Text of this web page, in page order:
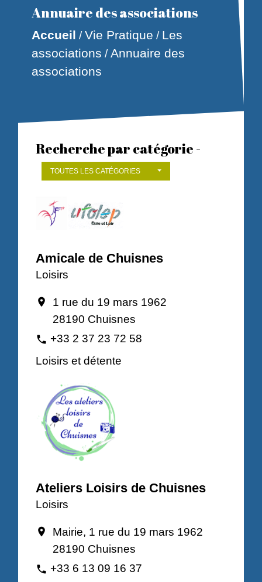
Annuaire des associations
Accueil /Vie Pratique / Les
associations /Annuaire des
associations
Recherche par catégorie -
TOUTES LES CATÉGORIES
Amicale de Chuisnes
Loisirs
location_on
1 rue du 19 mars 1962
28190 Chuisnes
phone +33 2 37 23 72 58
Loisirs et détente
Ateliers Loisirs de Chuisnes
Loisirs
location_on
Mairie, 1 rue du 19 mars 1962
28190 Chuisnes
phone +33 6 13 09 16 37